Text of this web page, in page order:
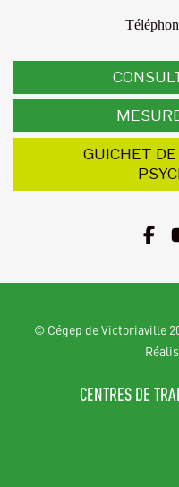
GUICHET
© Cégep de Victoriaville
CENTRES DE